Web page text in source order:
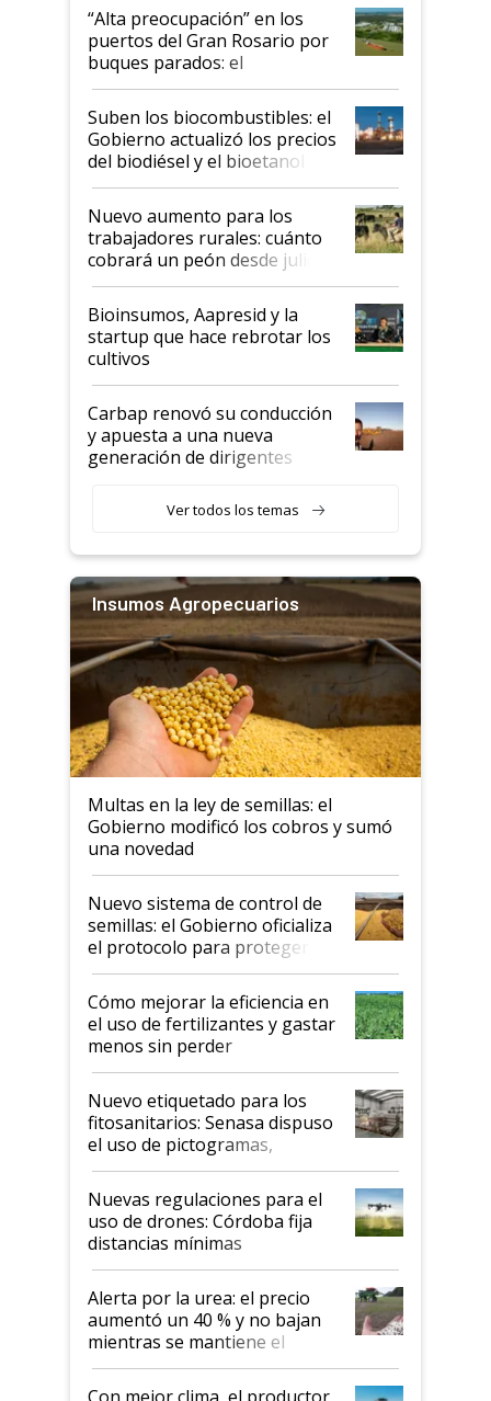
“Alta preocupación” en los
puertos del Gran Rosario por
buques parados: el
funcionamiento de las
exportadoras en tensión tras
la medida de fuerza de los
prácticos
Suben los biocombustibles: el
Gobierno actualizó los precios
del biodiésel y el bioetanol
Nuevo aumento para los
trabajadores rurales: cuánto
cobrará un peón desde julio
Bioinsumos, Aapresid y la
startup que hace rebrotar los
cultivos
Carbap renovó su conducción
y apuesta a una nueva
generación de dirigentes
Ver todos los temas
Insumos Agropecuarios
Multas en la ley de semillas: el
Gobierno modificó los cobros y sumó
una novedad
Nuevo sistema de control de
semillas: el Gobierno oficializa
el protocolo para proteger la
propiedad intelectual
Cómo mejorar la eficiencia en
el uso de fertilizantes y gastar
menos sin perder
productividad en la campaña
fina
Nuevo etiquetado para los
fitosanitarios: Senasa dispuso
el uso de pictogramas,
palabras de advertencia e
indicaciones
Nuevas regulaciones para el
uso de drones: Córdoba fija
distancias mínimas
Alerta por la urea: el precio
aumentó un 40 % y no bajan
mientras se mantiene el
conflicto en Medio Oriente